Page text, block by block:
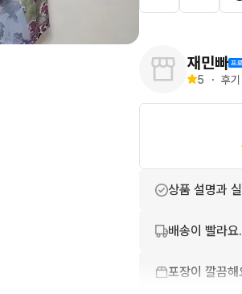
재민빠
5 ・ 후
상품 설명과
배송이 빨라요.
포장이 깔끔해